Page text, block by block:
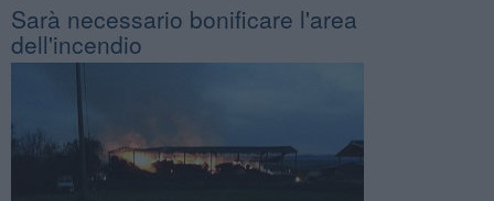
Sarà necessario bonificare l'area
dell'incendio